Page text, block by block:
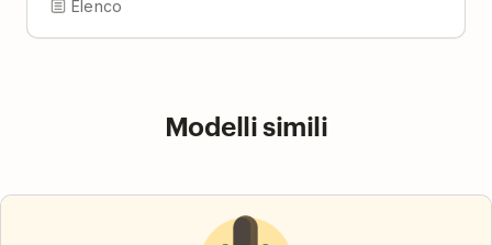
Elenco
Modelli simili